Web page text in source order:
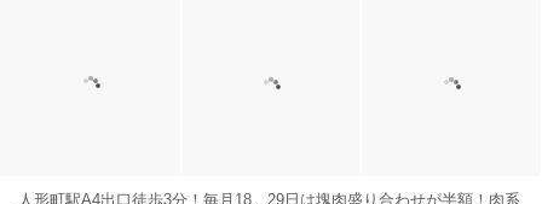
人形町駅A4出口徒歩3分！毎月18、29日は塊肉盛り合わせが半額！肉系